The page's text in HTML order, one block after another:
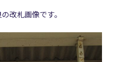
改札画像です。